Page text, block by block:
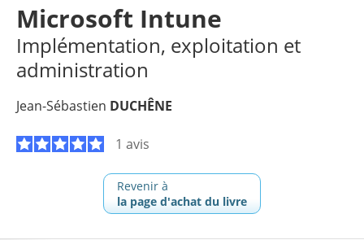
Microsoft Intune
Implémentation, exploitation et
administration
Jean-Sébastien DUCHÊNE
1 avis
Revenir à
la page d'achat du livre